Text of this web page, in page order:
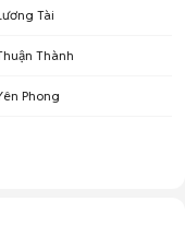
Tài
Thành
Phong